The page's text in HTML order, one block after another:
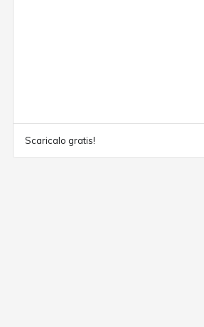
Scaricalo gratis!